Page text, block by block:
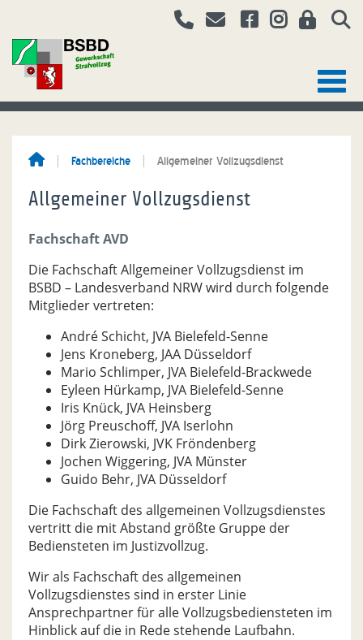
Fachbereiche Allgemeiner Vollzugsdienst
Allgemeiner Vollzugsdienst
Fachschaft AVD
Die Fachschaft Allgemeiner Vollzugsdienst im
BSBD – Landesverband NRW wird durch folgende
Mitglieder vertreten:
André Schicht, JVA Bielefeld-Senne
Jens Kroneberg, JAA Düsseldorf
Mario Schlimper, JVA Bielefeld-Brackwede
Eyleen Hürkamp, JVA Bielefeld-Senne
Iris Knück, JVA Heinsberg
Jörg Preuschoff, JVA Iserlohn
Dirk Zierowski, JVK Fröndenberg
Jochen Wiggering, JVA Münster
Guido Behr, JVA Düsseldorf
Die Fachschaft des allgemeinen Vollzugsdienstes
vertritt die mit Abstand größte Gruppe der
Bediensteten im Justizvollzug.
Wir als Fachschaft des allgemeinen
Vollzugsdienstes sind in erster Linie
Ansprechpartner für alle Vollzugsbediensteten im
Hinblick auf die in Rede stehende Laufbahn.